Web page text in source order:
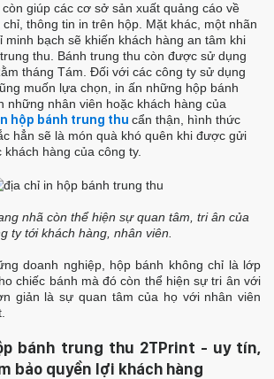
giúp các cơ sở sản xuất quảng cáo về
thông tin in trên hộp. Mặt khác, một nhãn
minh bạch sẽ khiến khách hàng an tâm khi
thu. Bánh trung thu còn được sử dụng
tháng Tám. Đối với các công ty sử dụng
muốn lựa chọn, in ấn những hộp bánh
những nhân viên hoặc khách hàng của
hộp bánh trung thu cẩn thận, hình thức
hẳn sẽ là món quà khó quên khi được gửi
hàng của công ty.
nhã còn thể hiện sự quan tâm, tri ân của
ty tới khách hàng, nhân viên.
doanh nghiệp, hộp bánh không chỉ là lớp
chiếc bánh mà đó còn thể hiện sự tri ân với
giản là sự quan tâm của họ với nhân viên
bánh trung thu 2TPrint - uy tín,
bảo quyền lợi khách hàng